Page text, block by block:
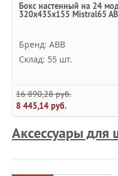
Бокс настенный на 24
320х435х155 Mistral65
Бренд: ABB
Склад: 55 шт.
16 890,28 руб.
8 445,14 руб.
Аксессуары для